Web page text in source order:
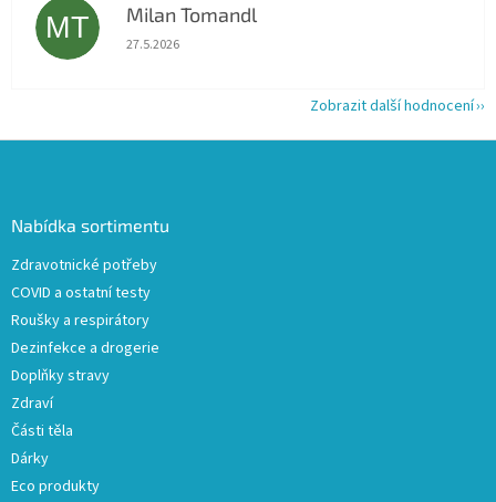
MT Milan Tomandl
Hodnocení obchodu je 5 z 5 hvězdiček.
27.5.2026
Zobrazit další hodnocení
Nabídka sortimentu
Zdravotnické potřeby
COVID a ostatní testy
Roušky a respirátory
Dezinfekce a drogerie
Doplňky stravy
Zdraví
Části těla
Dárky
Eco produkty